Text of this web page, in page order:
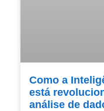
Como a
está
análise de